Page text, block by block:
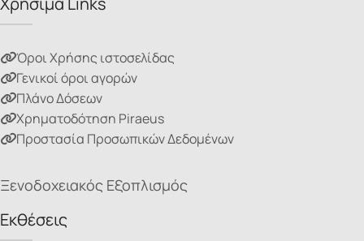
Όροι Χρήσης ιστοσελίδας
Γενικοί όροι αγορών
Πλάνο Δόσεων
Χρηματοδότηση Piraeus
Προστασία Προσωπικών Δεδομένων
Ξενοδοχειακός Εξοπλισμός
Εκθέσεις